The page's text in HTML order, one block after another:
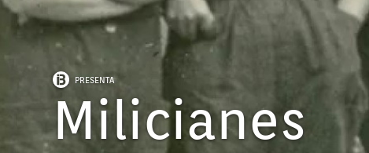
PRESENTA
Milicianes